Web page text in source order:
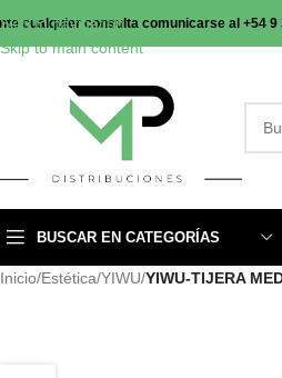
Skip to navigation
Skip to main content
cualquier consulta comunicarse al +54 9
BUSCAR EN CATEGORÍAS
Inicio/Estética/YIWU/YIWU-TIJERA